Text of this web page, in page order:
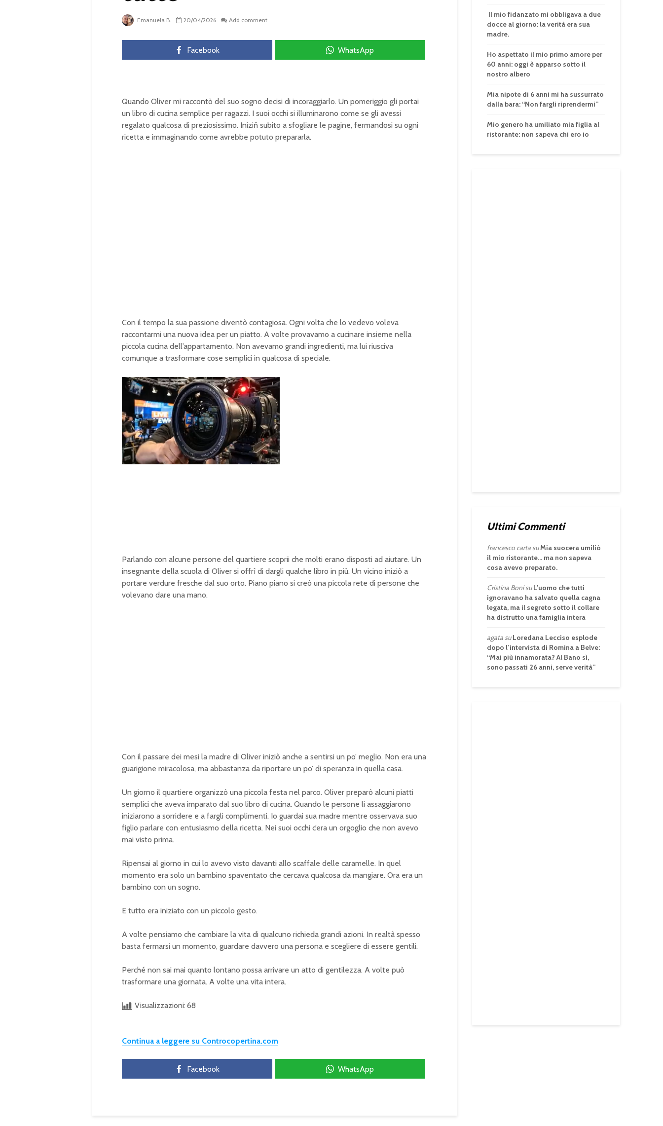
Emanuela B. 20/04/2026 Add comment
Facebook WhatsApp
Quando Oliver mi raccontò del suo sogno decisi di incoraggiarlo. Un pomeriggio gli portai
un libro di cucina semplice per ragazzi. I suoi occhi si illuminarono come se gli avessi
regalato qualcosa di preziosissimo. Iniziň subito a sfogliare le pagine, fermandosi su ogni
ricetta e immaginando come avrebbe potuto prepararla.
Con il tempo la sua passione diventò contagiosa. Ogni volta che lo vedevo voleva
raccontarmi una nuova idea per un piatto. A volte provavamo a cucinare insieme nella
piccola cucina dell’appartamento. Non avevamo grandi ingredienti, ma lui riusciva
comunque a trasformare cose semplici in qualcosa di speciale.
U
n
m
L
o
Parlando con alcune persone del quartiere scoprii che molti erano disposti ad aiutare. Un
insegnante della scuola di Oliver si offrì di dargli qualche libro in più. Un vicino iniziò a
portare verdure fresche dal suo orto. Piano piano si creò una piccola rete di persone che
volevano dare una mano.
Con il passare dei mesi la madre di Oliver iniziò anche a sentirsi un po’ meglio. Non era una
guarigione miracolosa, ma abbastanza da riportare un po’ di speranza in quella casa.
Un giorno il quartiere organizzò una piccola festa nel parco. Oliver preparò alcuni piatti
semplici che aveva imparato dal suo libro di cucina. Quando le persone li assaggiarono
iniziarono a sorridere e a fargli complimenti. Io guardai sua madre mentre osservava suo
figlio parlare con entusiasmo della ricetta. Nei suoi occhi c’era un orgoglio che non avevo
mai visto prima.
Ripensai al giorno in cui lo avevo visto davanti allo scaffale delle caramelle. In quel
momento era solo un bambino spaventato che cercava qualcosa da mangiare. Ora era un
bambino con un sogno.
E tutto era iniziato con un piccolo gesto.
A volte pensiamo che cambiare la vita di qualcuno richieda grandi azioni. In realtà spesso
basta fermarsi un momento, guardare davvero una persona e scegliere di essere gentili.
Perché non sai mai quanto lontano possa arrivare un atto di gentilezza. A volte può
trasformare una giornata. A volte una vita intera.
Visualizzazioni: 68
Continua a leggere su Controcopertina.com
Facebook WhatsApp
Il mio fidanzato mi obbligava a due
docce al giorno: la verità era sua
madre.
Ho aspettato il mio primo amore per
60 anni: oggi è apparso sotto il
nostro albero
Mia nipote di 6 anni mi ha sussurrato
dalla bara: “Non fargli riprendermi”
Mio genero ha umiliato mia figlia al
ristorante: non sapeva chi ero io
Ultimi Commenti
francesco cartasuMia suocera umiliò
il mio ristorante… ma non sapeva
cosa avevo preparato.
Cristina BonisuL’uomo che tutti
ignoravano ha salvato quella cagna
legata, ma il segreto sotto il collare
ha distrutto una famiglia intera
agatasuLoredana Lecciso esplode
dopo l’intervista di Romina a Belve:
“Mai più innamorata? Al Bano sì,
sono passati 26 anni, serve verità”